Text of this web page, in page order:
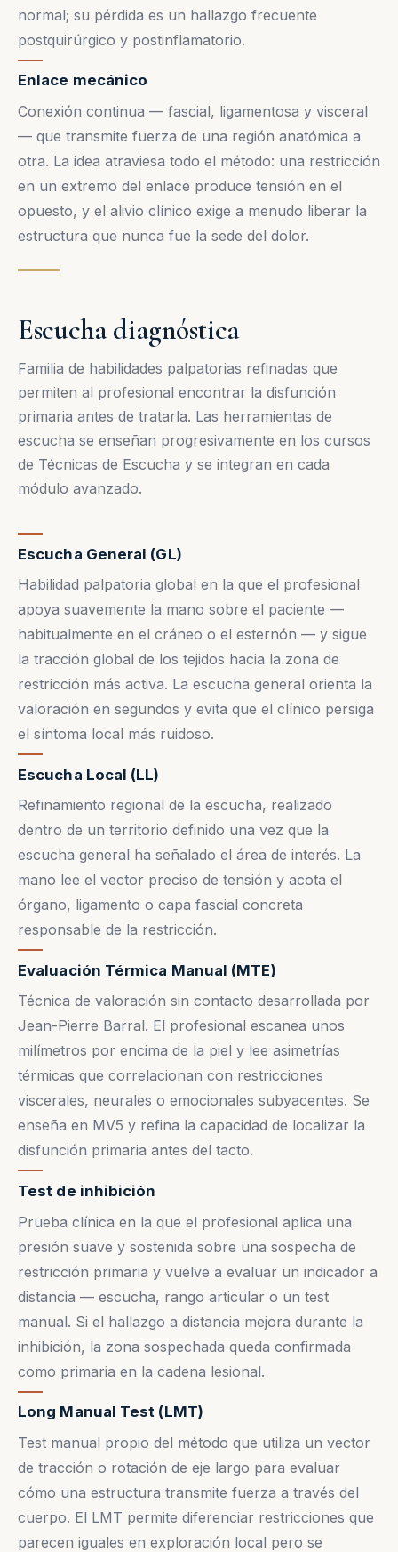
normal; su pérdida es un hallazgo frecuente
postquirúrgico y postinflamatorio.
Enlace mecánico
Conexión continua — fascial, ligamentosa y visceral
— que transmite fuerza de una región anatómica a
otra. La idea atraviesa todo el método: una restricción
en un extremo del enlace produce tensión en el
opuesto, y el alivio clínico exige a menudo liberar la
estructura que nunca fue la sede del dolor.
Escucha diagnóstica
Familia de habilidades palpatorias refinadas que
permiten al profesional encontrar la disfunción
primaria antes de tratarla. Las herramientas de
escucha se enseñan progresivamente en los cursos
de Técnicas de Escucha y se integran en cada
módulo avanzado.
Escucha General (GL)
Habilidad palpatoria global en la que el profesional
apoya suavemente la mano sobre el paciente —
habitualmente en el cráneo o el esternón — y sigue
la tracción global de los tejidos hacia la zona de
restricción más activa. La escucha general orienta la
valoración en segundos y evita que el clínico persiga
el síntoma local más ruidoso.
Escucha Local (LL)
Refinamiento regional de la escucha, realizado
dentro de un territorio definido una vez que la
escucha general ha señalado el área de interés. La
mano lee el vector preciso de tensión y acota el
órgano, ligamento o capa fascial concreta
responsable de la restricción.
Evaluación Térmica Manual (MTE)
Técnica de valoración sin contacto desarrollada por
Jean-Pierre Barral. El profesional escanea unos
milímetros por encima de la piel y lee asimetrías
térmicas que correlacionan con restricciones
viscerales, neurales o emocionales subyacentes. Se
enseña en MV5 y refina la capacidad de localizar la
disfunción primaria antes del tacto.
Test de inhibición
Prueba clínica en la que el profesional aplica una
presión suave y sostenida sobre una sospecha de
restricción primaria y vuelve a evaluar un indicador a
distancia — escucha, rango articular o un test
manual. Si el hallazgo a distancia mejora durante la
inhibición, la zona sospechada queda confirmada
como primaria en la cadena lesional.
Long Manual Test (LMT)
Test manual propio del método que utiliza un vector
de tracción o rotación de eje largo para evaluar
cómo una estructura transmite fuerza a través del
cuerpo. El LMT permite diferenciar restricciones que
parecen iguales en exploración local pero se